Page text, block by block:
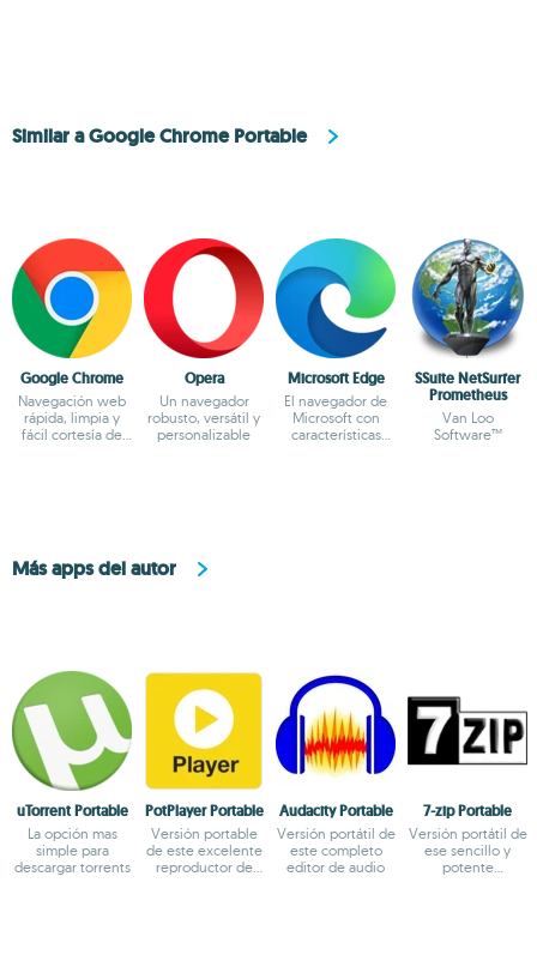
Similar a Google Chrome Portable
Google Chrome
Navegación web
rápida, limpia y
fácil cortesía de
Opera
Un navegador
robusto, versátil y
personalizable
Microsoft Edge
El navegador de
Microsoft con
características
SSuite NetSurfer
Prometheus
Van Loo
Software™
Más apps del autor
uTorrent Portable
La opción mas
simple para
descargar torrents
PotPlayer Portable
Versión portable
de este excelente
reproductor de
Audacity Portable
Versión portátil de
este completo
editor de audio
7-zip Portable
Versión portátil de
ese sencillo y
potente